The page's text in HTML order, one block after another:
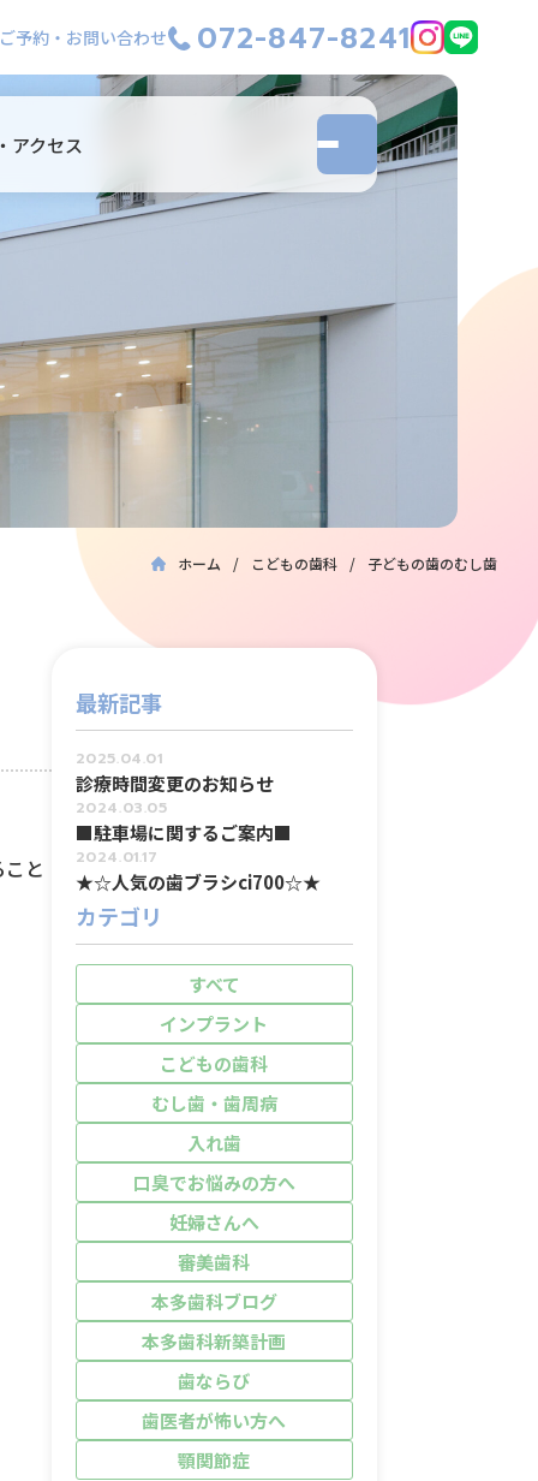
予約・お問い合わせ 072-847-8241
アクセス
ホーム こどもの歯科 子どもの歯のむし歯
と
最新記事
2025.04.01
診療時間変更のお知らせ
2024.03.05
■駐車場に関するご案内■
2024.01.17
★☆人気の歯ブラシci700☆★
カテゴリ
すべて
インプラント
こどもの歯科
むし歯・歯周病
入れ歯
口臭でお悩みの方へ
妊婦さんへ
審美歯科
本多歯科ブログ
本多歯科新築計画
歯ならび
歯医者が怖い方へ
顎関節症